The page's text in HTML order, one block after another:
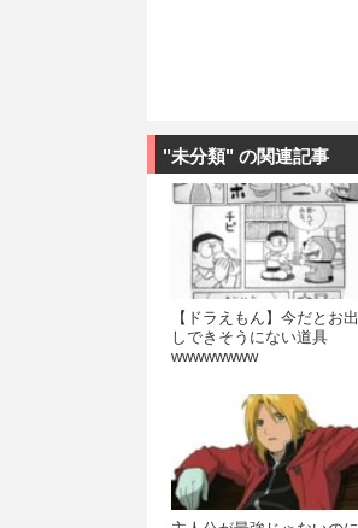
"未分類" の関連記事
【ドラえもん】今だとお出
しできそうにない道具
wwwwwwww